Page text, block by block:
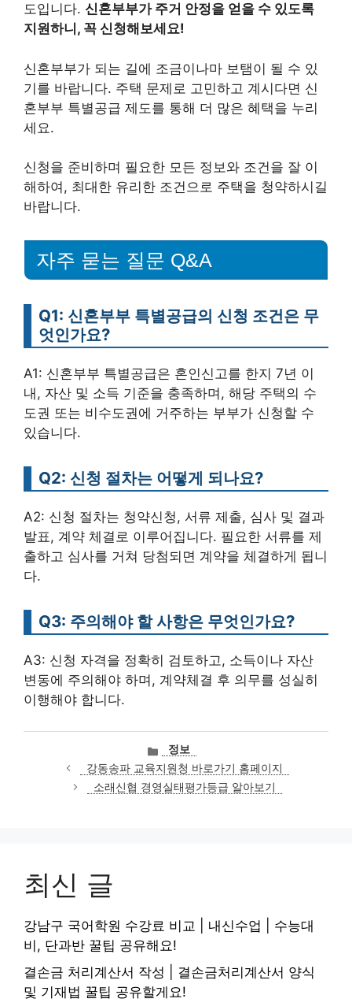
도입니다. 신혼부부가 주거 안정을 얻을 수 있도록
지원하니, 꼭 신청해보세요!
신혼부부가 되는 길에 조금이나마 보탬이 될 수 있
기를 바랍니다. 주택 문제로 고민하고 계시다면 신
혼부부 특별공급 제도를 통해 더 많은 혜택을 누리
세요.
신청을 준비하며 필요한 모든 정보와 조건을 잘 이
해하여, 최대한 유리한 조건으로 주택을 청약하시길
바랍니다.
자주 묻는 질문 Q&A
Q1: 신혼부부 특별공급의 신청 조건은 무
엇인가요?
A1: 신혼부부 특별공급은 혼인신고를 한지 7년 이
내, 자산 및 소득 기준을 충족하며, 해당 주택의 수
도권 또는 비수도권에 거주하는 부부가 신청할 수
있습니다.
Q2: 신청 절차는 어떻게 되나요?
A2: 신청 절차는 청약신청, 서류 제출, 심사 및 결과
발표, 계약 체결로 이루어집니다. 필요한 서류를 제
출하고 심사를 거쳐 당첨되면 계약을 체결하게 됩니
다.
Q3: 주의해야 할 사항은 무엇인가요?
A3: 신청 자격을 정확히 검토하고, 소득이나 자산
변동에 주의해야 하며, 계약체결 후 의무를 성실히
이행해야 합니다.
카
테
고
리
정보
강동송파 교육지원청 바로가기 홈페이지
소래신협 경영실태평가등급 알아보기
최신 글
강남구 국어학원 수강료 비교 | 내신수업 | 수능대
비, 단과반 꿀팁 공유해요!
결손금 처리계산서 작성 | 결손금처리계산서 양식
및 기재법 꿀팁 공유할게요!